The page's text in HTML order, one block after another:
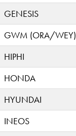
GENESIS
GWM (ORA/WEY)
HIPHI
HONDA
HYUNDAI
INEOS